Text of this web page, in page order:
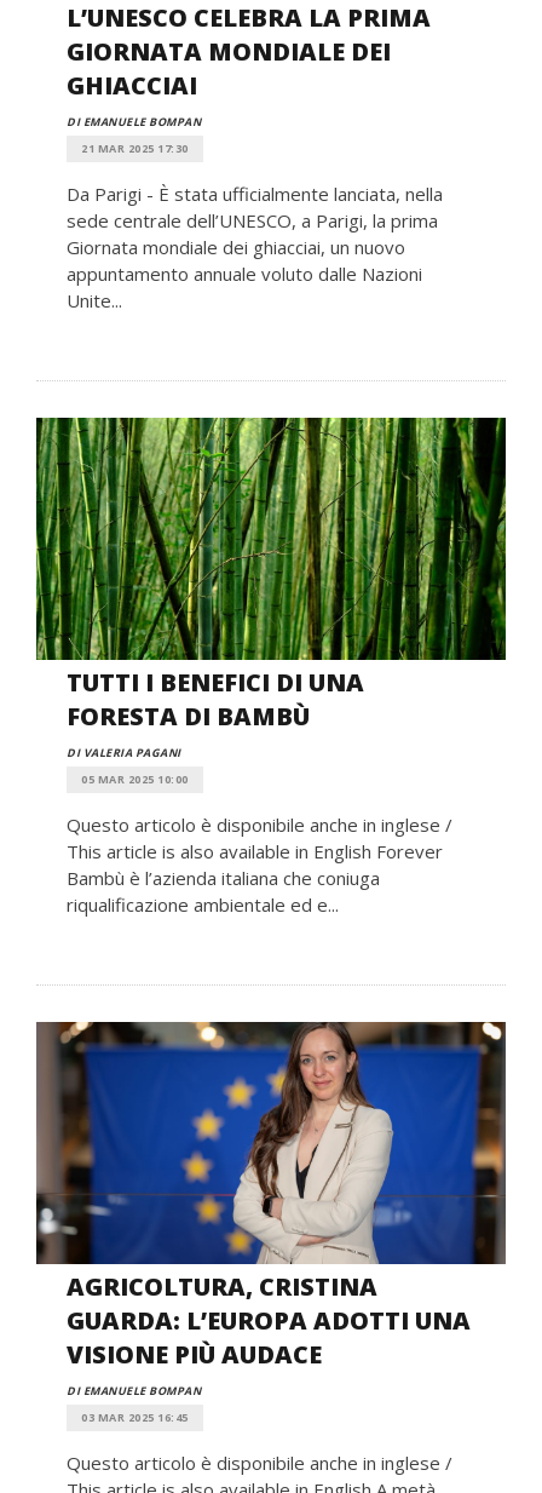
L’UNESCO CELEBRA LA PRIMA
GIORNATA MONDIALE DEI
GHIACCIAI
DI EMANUELE BOMPAN
21 MAR 2025 17:30
Da Parigi - È stata ufficialmente lanciata, nella
sede centrale dell’UNESCO, a Parigi, la prima
Giornata mondiale dei ghiacciai, un nuovo
appuntamento annuale voluto dalle Nazioni
Unite...
TUTTI I BENEFICI DI UNA
FORESTA DI BAMBÙ
DI VALERIA PAGANI
05 MAR 2025 10:00
Questo articolo è disponibile anche in inglese /
This article is also available in English Forever
Bambù è l’azienda italiana che coniuga
riqualificazione ambientale ed e...
AGRICOLTURA, CRISTINA
GUARDA: L’EUROPA ADOTTI UNA
VISIONE PIÙ AUDACE
DI EMANUELE BOMPAN
03 MAR 2025 16:45
Questo articolo è disponibile anche in inglese /